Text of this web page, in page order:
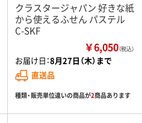
クラスタージャパン 好きな紙
から使えるふせん パステル
C-SKF
￥6,050（税込）
お届け日：8月27日（木）まで
直送品
種類・販売単位違いの商品が2商品あります